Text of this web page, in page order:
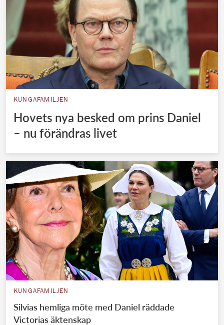
KUNGAFAMILJEN
Hovets nya besked om prins Daniel
– nu förändras livet
KUNGAFAMILJEN
Silvias hemliga möte med Daniel räddade
Victorias äktenskap